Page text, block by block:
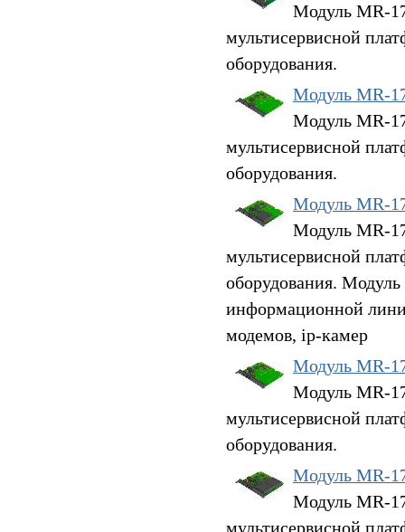
Модуль MR-
мультисервисной
оборудования.
Модуль MR-
Модуль MR-
мультисервисной
оборудования.
Модуль MR-
Модуль MR-
мультисервисной
оборудования.
информационной
модемов, ip-камер
Модуль MR-
Модуль MR-
мультисервисной
оборудования.
Модуль MR-
Модуль MR-
мультисервисной